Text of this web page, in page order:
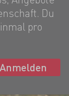
Du
pro
Anmelden